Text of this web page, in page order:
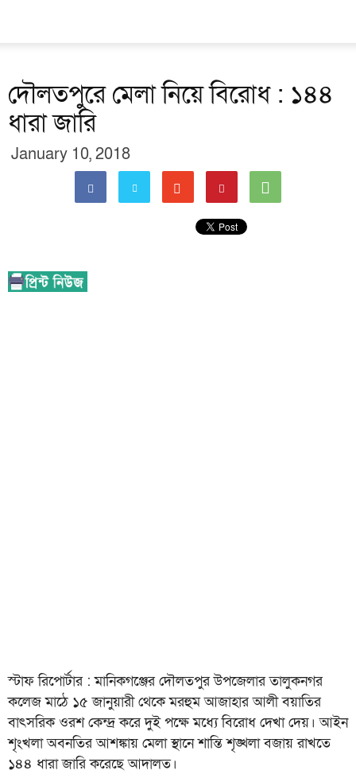
দৌলতপুরে মেলা নিয়ে বিরোধ : ১৪৪
ধারা জারি
January 10, 2018
স্টাফ রিপোর্টার : মানিকগঞ্জের দৌলতপুর উপজেলার তালুকনগর
কলেজ মাঠে ১৫ জানুয়ারী থেকে মরহুম আজাহার আলী বয়াতির
বাৎসরিক ওরশ কেন্দ্র করে দুই পক্ষে মধ্যে বিরোধ দেখা দেয়। আইন
শৃংখলা অবনতির আশঙ্কায় মেলা স্থানে শান্তি শৃঙ্খলা বজায় রাখতে
১৪৪ ধারা জারি করেছে আদালত।